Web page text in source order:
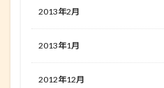
2013年2月
2013年1月
2012年12月